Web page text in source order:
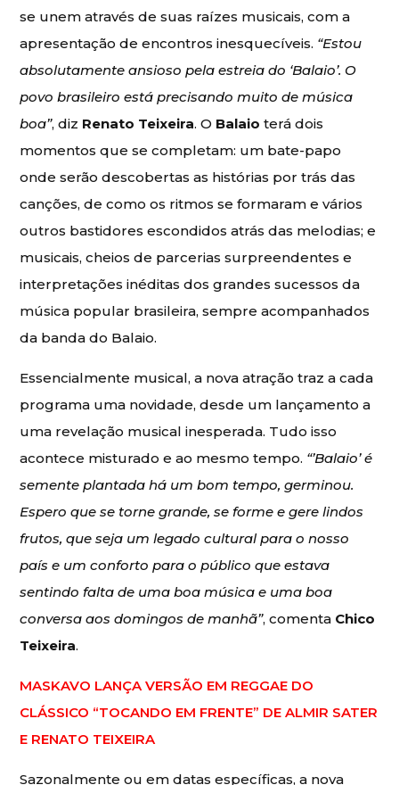
se unem através de suas raízes musicais, com a
apresentação de encontros inesquecíveis. “Estou
absolutamente ansioso pela estreia do ‘Balaio’. O
povo brasileiro está precisando muito de música
boa”, diz Renato Teixeira. O Balaio terá dois
momentos que se completam: um bate-papo
onde serão descobertas as histórias por trás das
canções, de como os ritmos se formaram e vários
outros bastidores escondidos atrás das melodias; e
musicais, cheios de parcerias surpreendentes e
interpretações inéditas dos grandes sucessos da
música popular brasileira, sempre acompanhados
da banda do Balaio.
Essencialmente musical, a nova atração traz a cada
programa uma novidade, desde um lançamento a
uma revelação musical inesperada. Tudo isso
acontece misturado e ao mesmo tempo. “’Balaio’ é
semente plantada há um bom tempo, germinou.
Espero que se torne grande, se forme e gere lindos
frutos, que seja um legado cultural para o nosso
país e um conforto para o público que estava
sentindo falta de uma boa música e uma boa
conversa aos domingos de manhã”, comenta Chico
Teixeira.
MASKAVO LANÇA VERSÃO EM REGGAE DO
CLÁSSICO “TOCANDO EM FRENTE” DE ALMIR SATER
E RENATO TEIXEIRA
Sazonalmente ou em datas específicas, a nova